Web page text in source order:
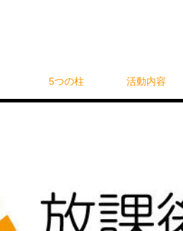
5つの柱 活動内容